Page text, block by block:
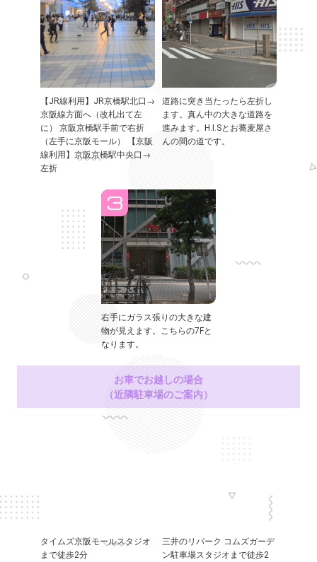
【JR線利用】JR京橋駅北口→
京阪線方面へ（改札出て左
に） 京阪京橋駅手前で右折
（左手に京阪モール） 【京阪
線利用】京阪京橋駅中央口→
左折
道路に突き当たったら左折し
ます。真ん中の大きな道路を
進みます。H.I.Sとお蕎麦屋さ
んの間の道です。
右手にガラス張りの大きな建
物が見えます。こちらの7Fと
なります。
お車でお越しの場合
（近隣駐車場のご案内）
タイムズ京阪モールスタジオ
まで徒歩2分
三井のリパーク コムズガーデ
ン駐車場スタジオまで徒歩2